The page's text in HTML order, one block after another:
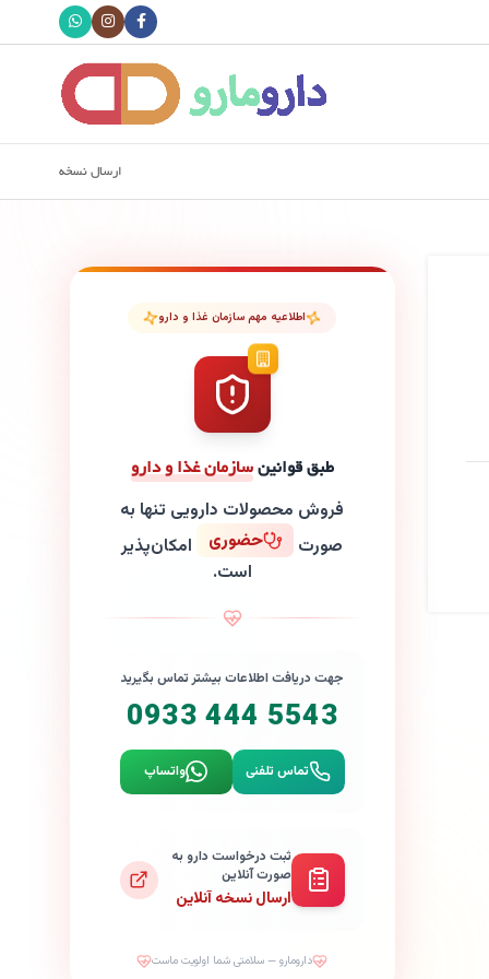
ارسال نسخه
اطلاعیه مهم سازمان غذا و دارو
طبق قوانینسازمان غذا و دارو
فروش محصولات دارویی تنها به
صورت
حضوری
امکان‌پذیر
است.
جهت دریافت اطلاعات بیشتر تماس بگیرید
0933 444 5543
تماس تلفنی واتساپ
ثبت درخواست دارو به
صورت آنلاین
ارسال نسخه آنلاین
دارومارو — سلامتی شما اولویت ماست